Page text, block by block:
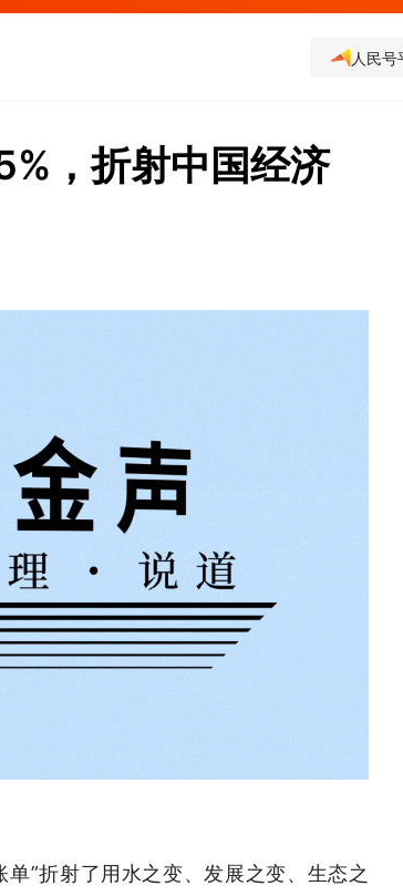
人民号
，折射中国经济
”折射了用水之变、发展之变、生态之